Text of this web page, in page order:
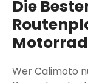
Die
Wer Calimoto